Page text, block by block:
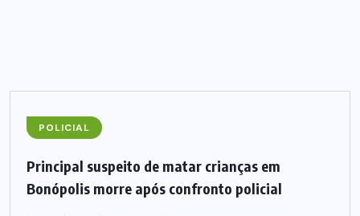
POLICIAL
Principal suspeito de matar crianças em
Bonópolis morre após confronto policial